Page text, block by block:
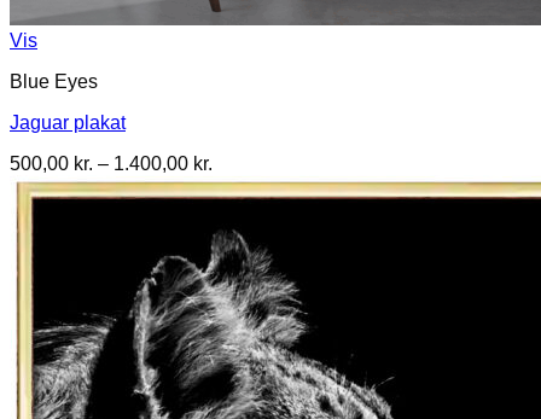
Vis
Blue Eyes
Jaguar plakat
500,00 kr. – 1.400,00 kr.
500,00 kr.
til
1.400,00 kr.